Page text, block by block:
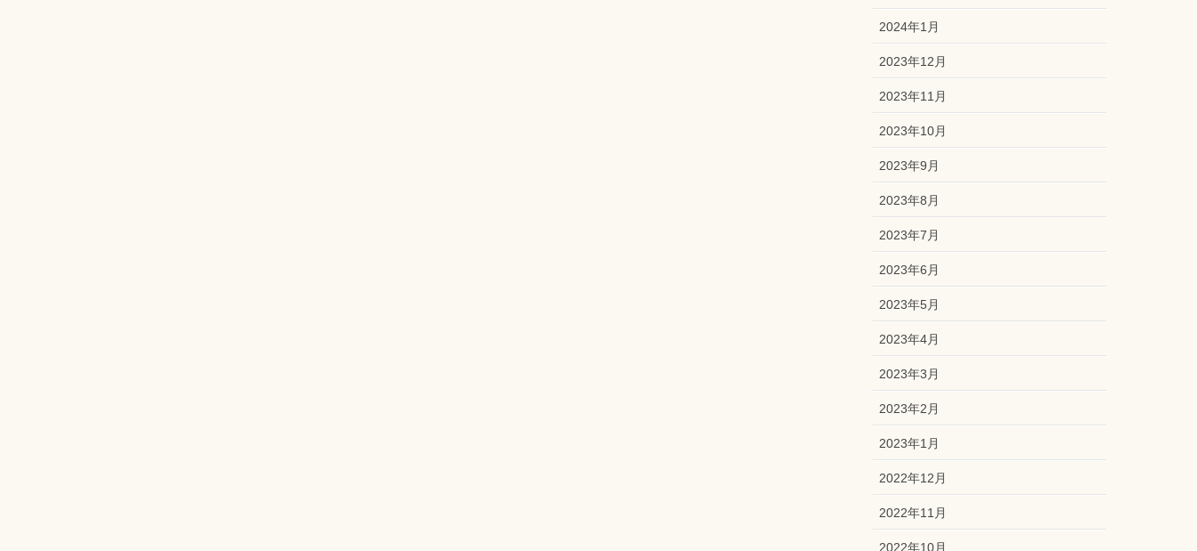
2024年1月
2023年12月
2023年11月
2023年10月
2023年9月
2023年8月
2023年7月
2023年6月
2023年5月
2023年4月
2023年3月
2023年2月
2023年1月
2022年12月
2022年11月
2022年10月